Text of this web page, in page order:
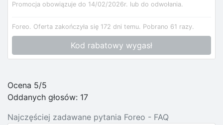
Promocja obowiązuje do 14/02/2026r. lub do odwołania.
Foreo. Oferta zakończyła się 172 dni temu. Pobrano 61 razy.
Kod rabatowy wygasł
Ocena 5/5
Oddanych głosów: 17
Najczęściej zadawane pytania Foreo - FAQ